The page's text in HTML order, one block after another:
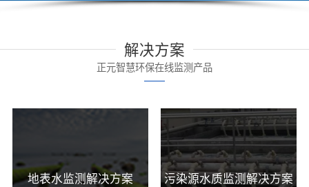
解决方案
正元智慧环保在线监测产品
地表水监测解决方案 污染源水质监测解决方案